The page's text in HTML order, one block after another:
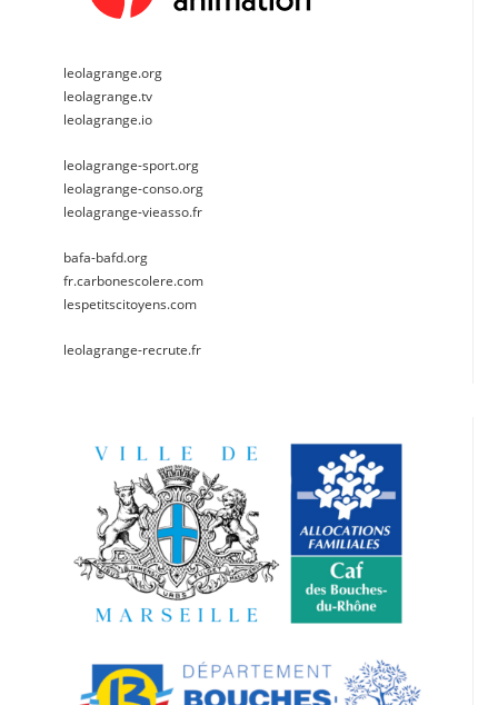
leolagrange.org
leolagrange.tv
leolagrange.io
leolagrange-sport.org
leolagrange-conso.org
leolagrange-vieasso.fr
bafa-bafd.org
fr.carbonescolere.com
lespetitscitoyens.com
leolagrange-recrute.fr